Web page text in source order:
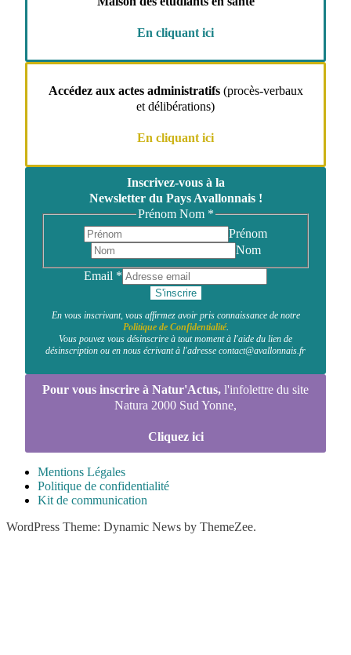
En cliquant ici
Accédez aux actes administratifs(procès-verbaux
et délibérations)
En cliquant ici
Inscrivez-vous à la
Newsletter du Pays Avallonnais !
Prénom Nom *
Prénom
Nom
Email *
S'inscrire
En vous inscrivant, vous affirmez avoir pris connaissance de notre
Politique de Confidentialité.
Vous pouvez vous désinscrire à tout moment à l'aide du lien de
désinscription ou en nous écrivant à l'adresse contact@avallonnais.fr
Pour vous inscrire à Natur'Actus, l'infolettre du site
Natura 2000 Sud Yonne,
Cliquez ici
Mentions Légales
Politique de confidentialité
Kit de communication
WordPress Theme: Dynamic News by ThemeZee.